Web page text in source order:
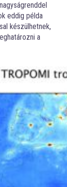
eddig példa
készülhetnek,
a